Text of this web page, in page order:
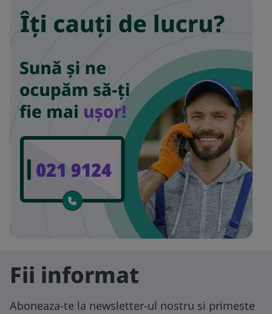
Fii informat
Aboneaza-te la newsletter-ul nostru si primeste